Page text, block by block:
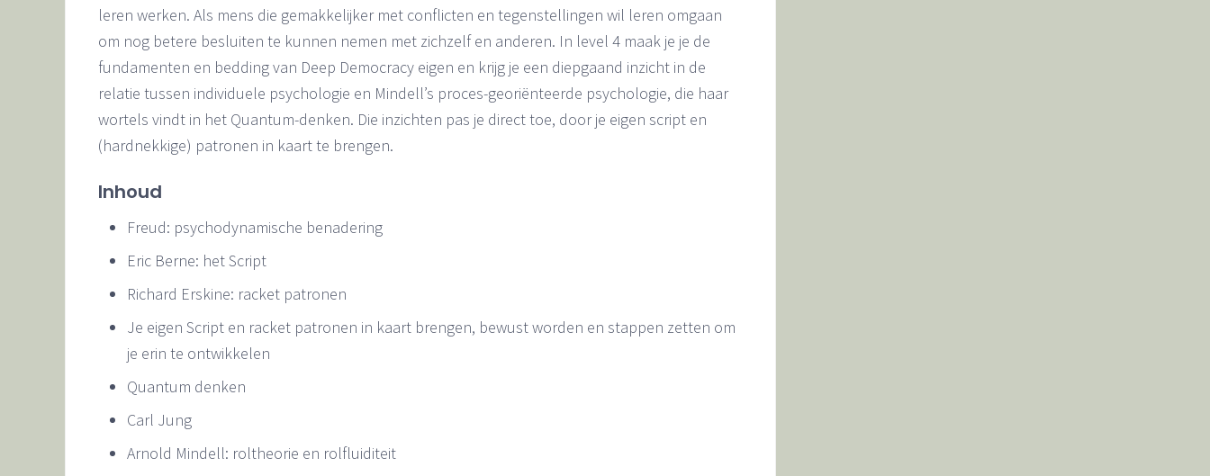
leren werken. Als mens die gemakkelijker met conflicten en tegenstellingen wil leren omgaan
om nog betere besluiten te kunnen nemen met zichzelf en anderen. In level 4 maak je je de
fundamenten en bedding van Deep Democracy eigen en krijg je een diepgaand inzicht in de
relatie tussen individuele psychologie en Mindell’s proces-georiënteerde psychologie, die haar
wortels vindt in het Quantum-denken. Die inzichten pas je direct toe, door je eigen script en
(hardnekkige) patronen in kaart te brengen.
Inhoud
Freud: psychodynamische benadering
Eric Berne: het Script
Richard Erskine: racket patronen
Je eigen Script en racket patronen in kaart brengen, bewust worden en stappen zetten om
je erin te ontwikkelen
Quantum denken
Carl Jung
Arnold Mindell: roltheorie en rolfluiditeit